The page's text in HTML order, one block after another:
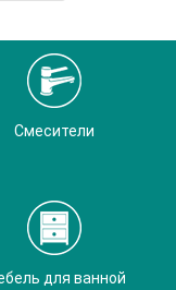
Смесители
для ванной